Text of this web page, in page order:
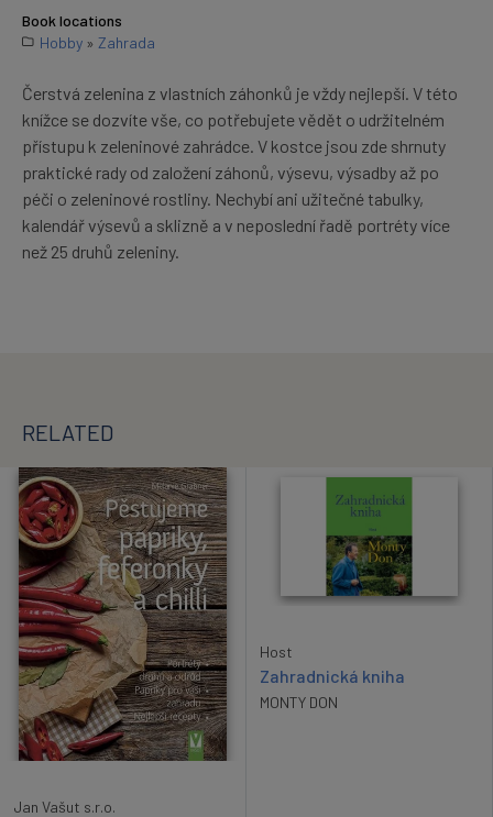
Book locations
Hobby » Zahrada
Čerstvá zelenina z vlastních záhonků je vždy nejlepší. V této
knížce se dozvíte vše, co potřebujete vědět o udržitelném
přístupu k zeleninové zahrádce. V kostce jsou zde shrnuty
praktické rady od založení záhonů, výsevu, výsadby až po
péči o zeleninové rostliny. Nechybí ani užitečné tabulky,
kalendář výsevů a sklizně a v neposlední řadě portréty více
než 25 druhů zeleniny.
RELATED
Jan Vašut s.r.o.
Host
Zahradnická kniha
MONTY DON